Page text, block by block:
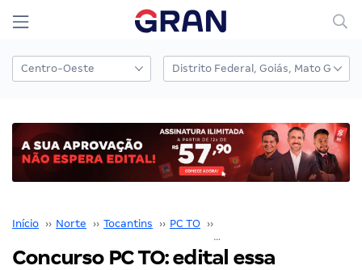
Início ›› Norte ›› Tocantins ›› PC TO ››
Concurso PC TO: edital essa